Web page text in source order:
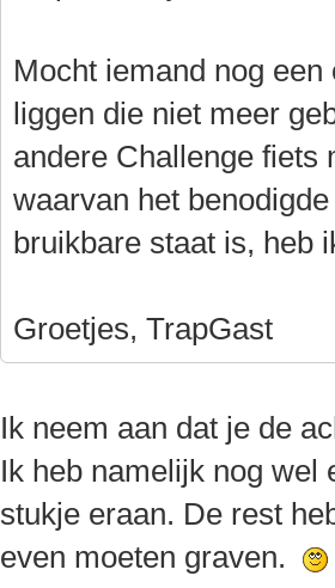
Mocht iemand nog
liggen die niet meer
andere Challenge fiets
waarvan het
bruikbare staat is, heb
Groetjes, TrapGast
Ik neem aan dat je de
Ik heb namelijk nog wel
stukje eraan. De rest
even moeten graven.